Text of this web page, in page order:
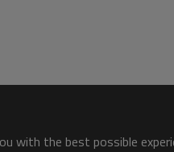
with the best possible